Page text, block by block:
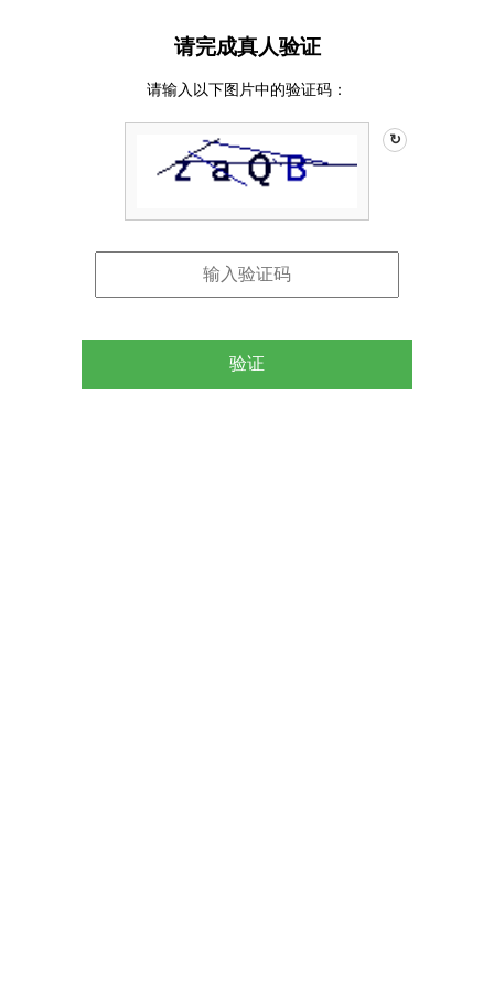
请完成真人验证
请输入以下图片中的验证码：
↻
验证